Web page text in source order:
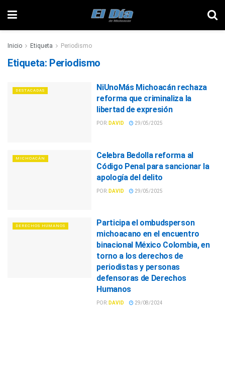
Inicio Etiqueta Periodismo
Etiqueta: Periodismo
DESTACADAS
NiUnoMás Michoacán rechaza
reforma que criminaliza la
libertad de expresión
POR: DAVID 29/05/2025
MICHOACÁN
Celebra Bedolla reforma al
Código Penal para sancionar la
apología del delito
POR: DAVID 29/05/2025
DERECHOS HUMANOS
Participa el ombudsperson
michoacano en el encuentro
binacional México Colombia, en
torno a los derechos de
periodistas y personas
defensoras de Derechos
Humanos
POR: DAVID 29/08/2024